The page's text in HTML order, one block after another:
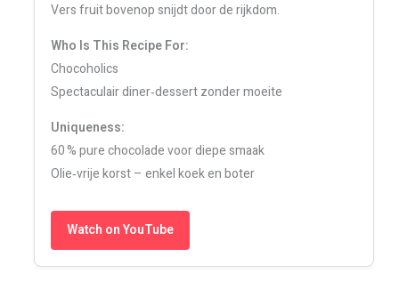
Vers fruit bovenop snijdt door de rijkdom.
Who Is This Recipe For:
Chocoholics
Spectaculair diner‑dessert zonder moeite
Uniqueness:
60 % pure chocolade voor diepe smaak
Olie‑vrije korst – enkel koek en boter
Watch on YouTube